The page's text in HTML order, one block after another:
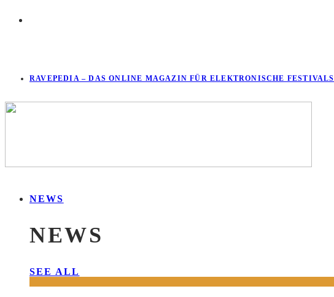
RAVEPEDIA – DAS ONLINE MAGAZIN FÜR ELEKTRONISCHE FESTIVALS
NEWS
NEWS
SEE ALL